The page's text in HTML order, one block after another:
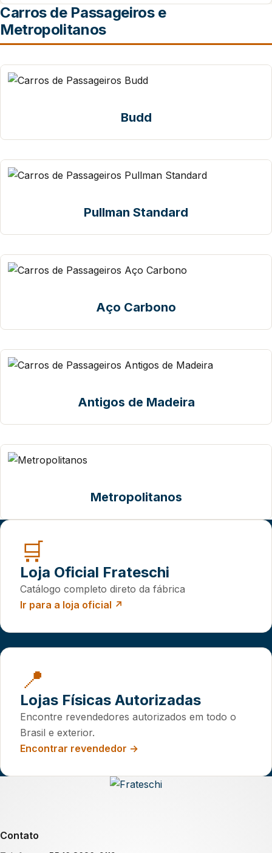
Carros de Passageiros e
Metropolitanos
Budd
Pullman Standard
Aço Carbono
Antigos de Madeira
Metropolitanos
🛒
Loja Oficial Frateschi
Catálogo completo direto da fábrica
Ir para a loja oficial ↗
📍
Lojas Físicas Autorizadas
Encontre revendedores autorizados em todo o
Brasil e exterior.
Encontrar revendedor →
Contato